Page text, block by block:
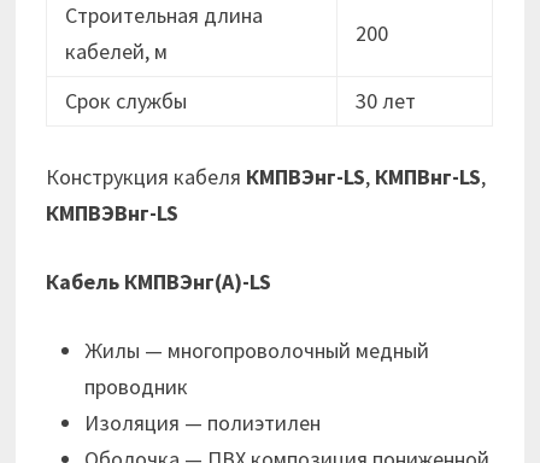
Строительная длина
кабелей, м
200
Срок службы 30 лет
Конструкция кабеля КМПВЭнг-LS, КМПВнг-LS,
КМПВЭВнг-LS
Кабель КМПВЭнг(А)-LS
Жилы — многопроволочный медный
проводник
Изоляция — полиэтилен